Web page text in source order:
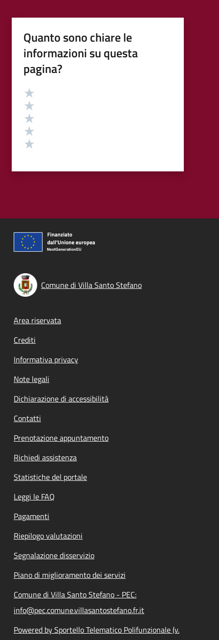
Quanto sono chiare le
informazioni su questa
pagina?
Valutazione
Comune di Villa Santo Stefano
Footer menu
Area riservata
Crediti
Informativa privacy
Note legali
Dichiarazione di accessibilità
Contatti
Prenotazione appuntamento
Richiedi assistenza
Statistiche del portale
Leggi le FAQ
Pagamenti
Riepilogo valutazioni
Segnalazione disservizio
Piano di miglioramento dei servizi
Comune di Villa Santo Stefano - PEC:
info@pec.comune.villasantostefano.fr.it
Powered by Sportello Telematico Polifunzionale (v.